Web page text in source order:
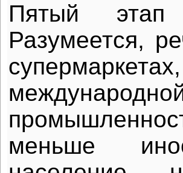
Пятый
Разумеется,
меньше